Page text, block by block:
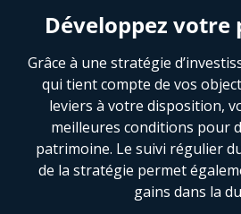
Développez
Grâce à une stratégie
qui tient compte de vos
leviers à votre disposition,
meilleures conditions pour
patrimoine. Le suivi régulier
de la stratégie permet
gains dans la